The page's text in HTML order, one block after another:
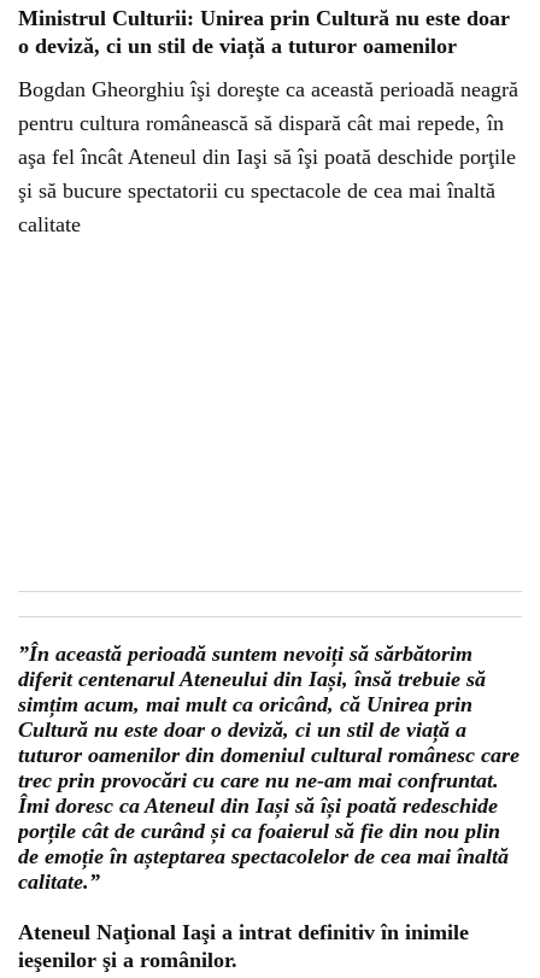
Ministrul Culturii: Unirea prin Cultură nu este doar
o deviză, ci un stil de viață a tuturor oamenilor
Bogdan Gheorghiu îşi doreşte ca această perioadă neagră
pentru cultura românească să dispară cât mai repede, în
aşa fel încât Ateneul din Iaşi să îşi poată deschide porţile
şi să bucure spectatorii cu spectacole de cea mai înaltă
calitate
”În această perioadă suntem nevoiți să sărbătorim
diferit centenarul Ateneului din Iași, însă trebuie să
simțim acum, mai mult ca oricând, că Unirea prin
Cultură nu este doar o deviză, ci un stil de viață a
tuturor oamenilor din domeniul cultural românesc care
trec prin provocări cu care nu ne-am mai confruntat.
Îmi doresc ca Ateneul din Iași să își poată redeschide
porțile cât de curând și ca foaierul să fie din nou plin
de emoție în așteptarea spectacolelor de cea mai înaltă
calitate.”
Ateneul Naţional Iaşi a intrat definitiv în inimile
ieşenilor şi a românilor.